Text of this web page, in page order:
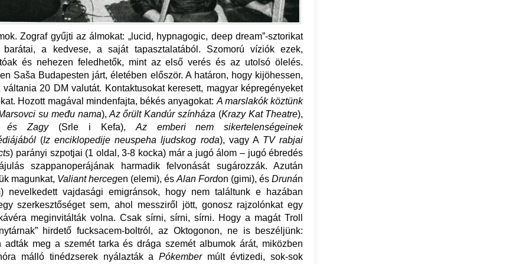
Zograf gyűjti az álmokat: „lucid, hypnagogic, deep dream”-sztorikat
a kedvese, a saját tapasztalatából. Szomorú víziók ezek,
és nehezen feledhetők, mint az első verés és az utolsó ölelés.
Saša Budapesten járt, életében először. A határon, hogy kijöhessen,
váltania 20 DM valutát. Kontaktusokat keresett, magyar képregényeket
Hozott magával mindenfajta, békés anyagokat: A marslakók köztünk
su među nama), Az őrült Kandúr színháza (Krazy Kat Theatre),
és Zagy (Srle i Kefa), Az emberi nem sikertelenségeinek
(Iz enciklopedije neuspeha ljudskog roda), vagy A TV rabjai
) parányi szpotjai (1 oldal, 3-8 kocka) már a jugó álom – jugó ébredés
szappanoperájának harmadik felvonását sugározzák. Azután
magunkat, Valiant hercegen (elemi), ésAlan Fordon (gimi), ésDrunán
nevelkedett vajdasági emigránsok, hogy nem találtunk e hazában
szerkesztőséget sem, ahol messziről jött, gonosz rajzolónkat egy
meginvitálták volna. Csak sírni, sírni, sírni. Hogy a magát Troll
hirdető fucksacem-boltról, az Oktogonon, ne is beszéljünk:
adták meg a szemét tarka és drága szemét albumok árát, miközben
málló tinédzserek nyálazták aPókember múlt évtizedi, sok-sok